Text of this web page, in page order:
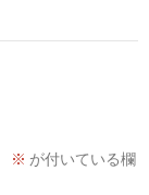
※ が付いている欄